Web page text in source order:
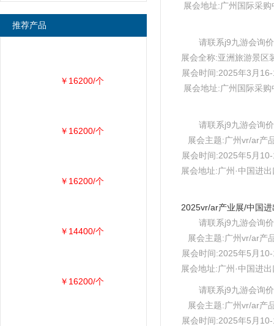
展会地址:广州国际采购
请联系j9九游会询价
展会全称:亚洲旅游景区
展会时间:2025年3月
展会地址:广州国际采购
请联系j9九游会询价
展会主题:广州vr/ar产
展会时间:2025年5月
展会地址:广州·中国进
请联系j9九游会询价
展会主题:广州vr/ar产
展会时间:2025年5月
展会地址:广州·中国进
请联系j9九游会询价
展会主题:广州vr/ar产
展会时间:2025年5月
推荐产品
￥16200/个
￥16200/个
￥16200/个
￥14400/个
￥16200/个